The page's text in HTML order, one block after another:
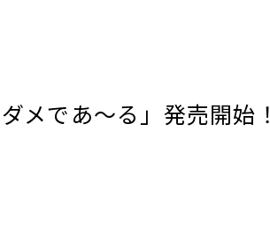
メであ〜る」発売開始！